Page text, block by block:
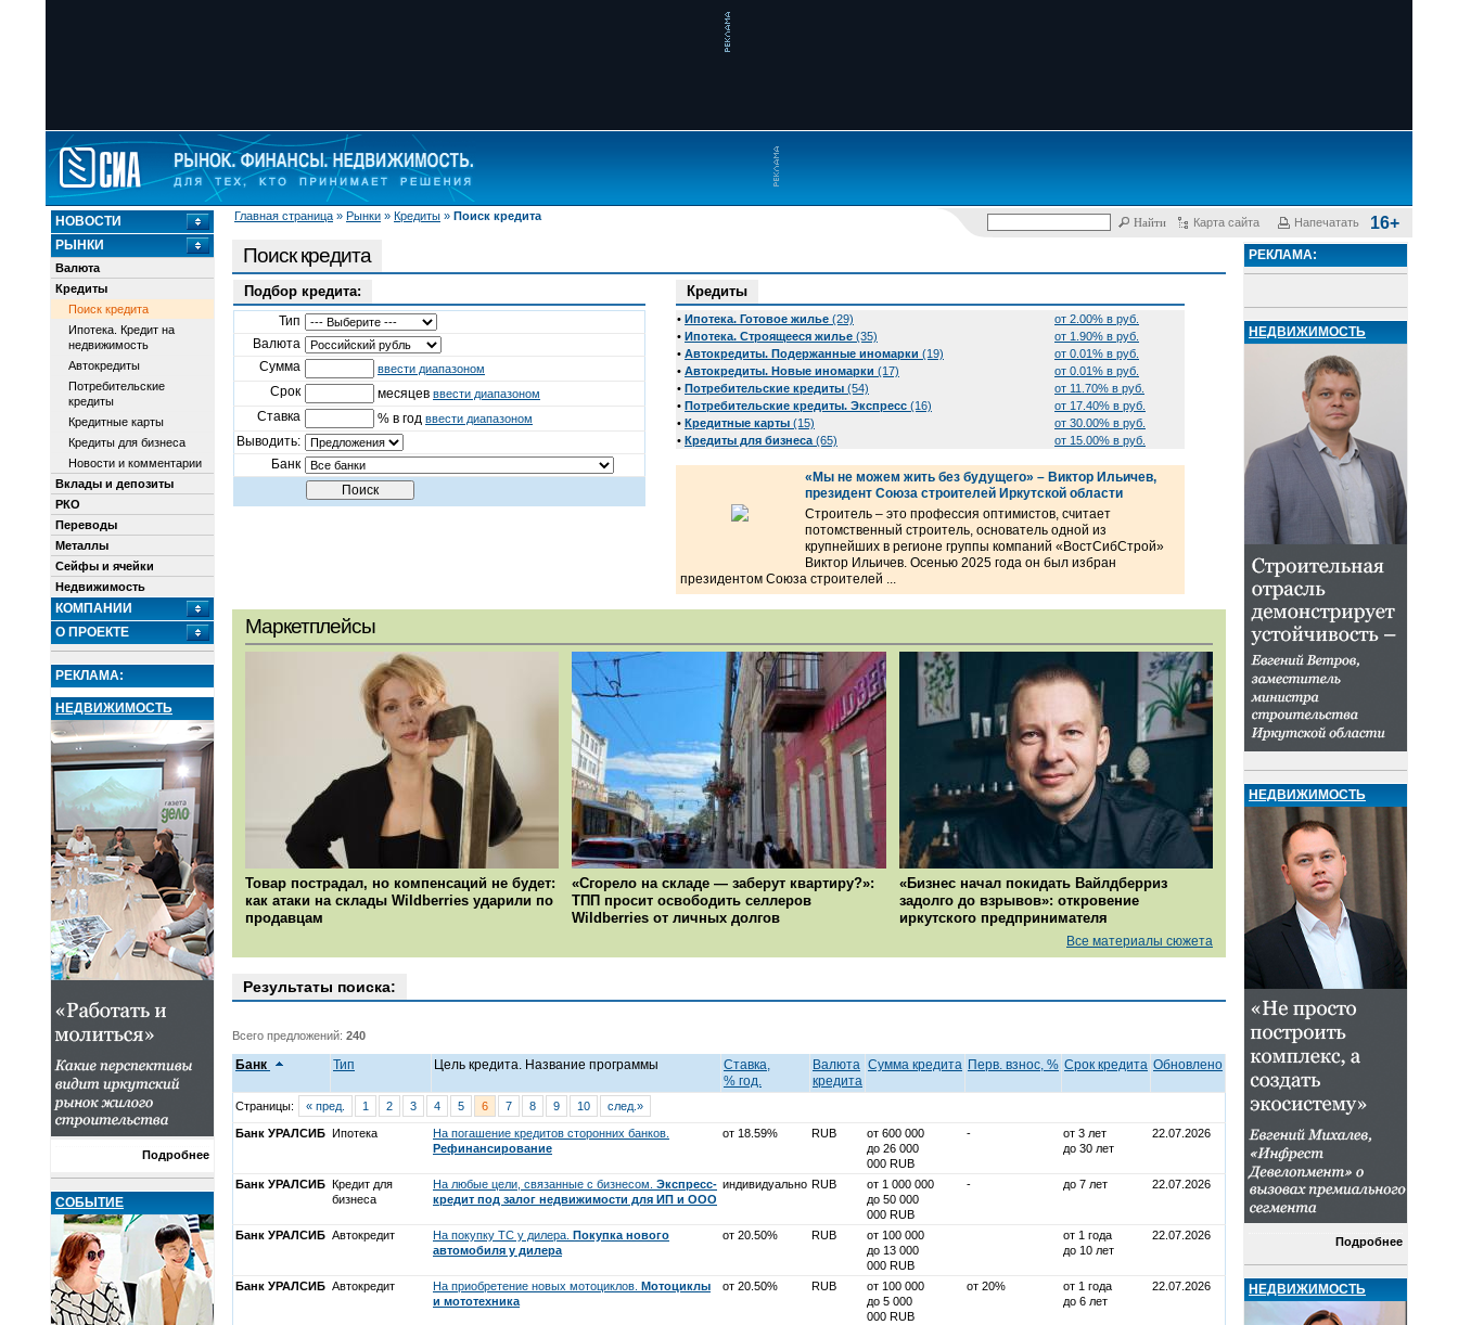
Главная страница » Рынки » Кредиты » Поиск кредита
Карта сайта Напечатать 16+
НОВОСТИ
РЫНКИ
Валюта
Кредиты
Поиск кредита
Ипотека. Кредит на
недвижимость
Автокредиты
Потребительские
кредиты
Кредитные карты
Кредиты для бизнеса
Новости и комментарии
Вклады и депозиты
РКО
Переводы
Металлы
Сейфы и ячейки
Недвижимость
КОМПАНИИ
О ПРОЕКТЕ
РЕКЛАМА:
НЕДВИЖИМОСТЬ
Подробнее
СОБЫТИЕ
Поиск кредита
Подбор кредита:
Тип
Валюта
Сумма
ввести диапазоном
Срок месяцев ввести диапазоном
Ставка % в год ввести диапазоном
Выводить:
Банк
Кредиты
• Ипотека. Готовое жилье (29)
от 2.00% в руб.
• Ипотека. Строящееся жилье (35)
от 1.90% в руб.
• Автокредиты. Подержанные иномарки (19)
от 0.01% в руб.
• Автокредиты. Новые иномарки (17)
от 0.01% в руб.
• Потребительские кредиты (54)
от 11.70% в руб.
• Потребительские кредиты. Экспресс (16)
от 17.40% в руб.
• Кредитные карты (15)
от 30.00% в руб.
• Кредиты для бизнеса (65) от 15.00% в руб.
«Мы не можем жить без будущего» – Виктор Ильичев,
президент Союза строителей Иркутской области
Строитель – это профессия оптимистов, считает
потомственный строитель, основатель одной из
крупнейших в регионе группы компаний «ВостСибСтрой»
Виктор Ильичев. Осенью 2025 года он был избран
президентом Союза строителей ...
Маркетплейсы
Товар пострадал, но компенсаций не будет:
как атаки на склады Wildberries ударили по
продавцам
«Сгорело на складе — заберут квартиру?»:
ТПП просит освободить селлеров
Wildberries от личных долгов
«Бизнес начал покидать Вайлдберриз
задолго до взрывов»: откровение
иркутского предпринимателя
Все материалы сюжета
Результаты поиска:
Всего предложений: 240
Банк Тип Цель кредита. Название программы
Ставка,
% год.
Валюта
кредита
Cумма кредита Перв. взнос, % Срок кредита Обновлено
Страницы: « пред. 1 2 3 4 5 6 7 8 9 10 след.»
Банк УРАЛСИБ Ипотека
На погашение кредитов сторонних банков.
Рефинансирование
от 18.59% RUB
от 600 000
до 26 000
000 RUB
-
от 3 лет
до 30 лет
22.07.2026
Банк УРАЛСИБ Кредит для
бизнеса
На любые цели, связанные с бизнесом. Экспресс-
кредит под залог недвижимости для ИП и ООО
индивидуально RUB
от 1 000 000
до 50 000
000 RUB
- до 7 лет 22.07.2026
Банк УРАЛСИБ Автокредит На покупку ТС у дилера. Покупка нового
автомобиля у дилера
от 20.50% RUB
от 100 000
до 13 000
000 RUB
от 1 года
до 10 лет
22.07.2026
Банк УРАЛСИБ Автокредит На приобретение новых мотоциклов. Мотоциклы
и мототехника
от 20.50% RUB
от 100 000
до 5 000
000 RUB
от 20%
от 1 года
до 6 лет
22.07.2026
РЕКЛАМА:
НЕДВИЖИМОСТЬ
НЕДВИЖИМОСТЬ
Подробнее
НЕДВИЖИМОСТЬ